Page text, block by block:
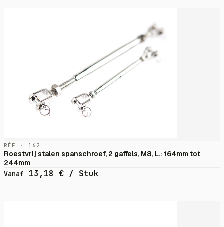
RÉF · 162
Roestvrij stalen spanschroef, 2 gaffels, M8, L.: 164mm tot
244mm
Vanaf
13,18 € / Stuk